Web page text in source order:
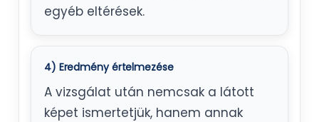
egyéb eltérések.
4) Eredmény értelmezése
A vizsgálat után nemcsak a látott
képet ismertetjük, hanem annak